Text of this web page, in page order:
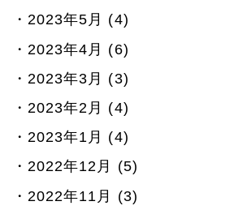
2023年5月 (4)
2023年4月 (6)
2023年3月 (3)
2023年2月 (4)
2023年1月 (4)
2022年12月 (5)
2022年11月 (3)